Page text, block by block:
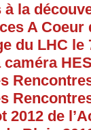
à la
A Coeur
du LHC le
2012 de